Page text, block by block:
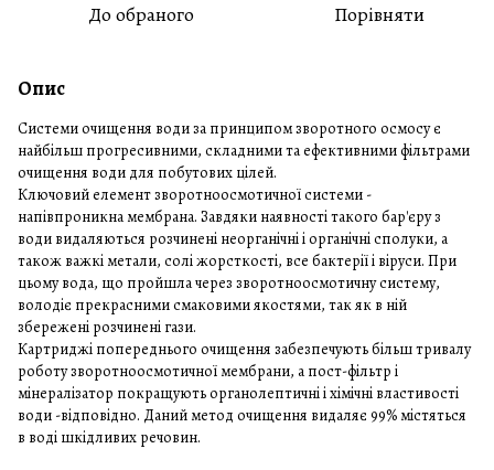
До обраного Порівняти
Опис
Системи очищення води за принципом зворотного осмосу є
найбільш прогресивними, складними та ефективними фільтрами
очищення води для побутових цілей.
Ключовий елемент зворотноосмотичної системи -
напівпроникна мембрана. Завдяки наявності такого бар'єру з
води видаляються розчинені неорганічні і органічні сполуки, а
також важкі метали, солі жорсткості, все бактерії і віруси. При
цьому вода, що пройшла через зворотноосмотичну систему,
володіє прекрасними смаковими якостями, так як в ній
збережені розчинені гази.
Картриджі попереднього очищення забезпечують більш тривалу
роботу зворотноосмотичної мембрани, а пост-фільтр і
мінералізатор покращують органолептичні і хімічні властивості
води -відповідно. Даний метод очищення видаляє 99% містяться
в воді шкідливих речовин.